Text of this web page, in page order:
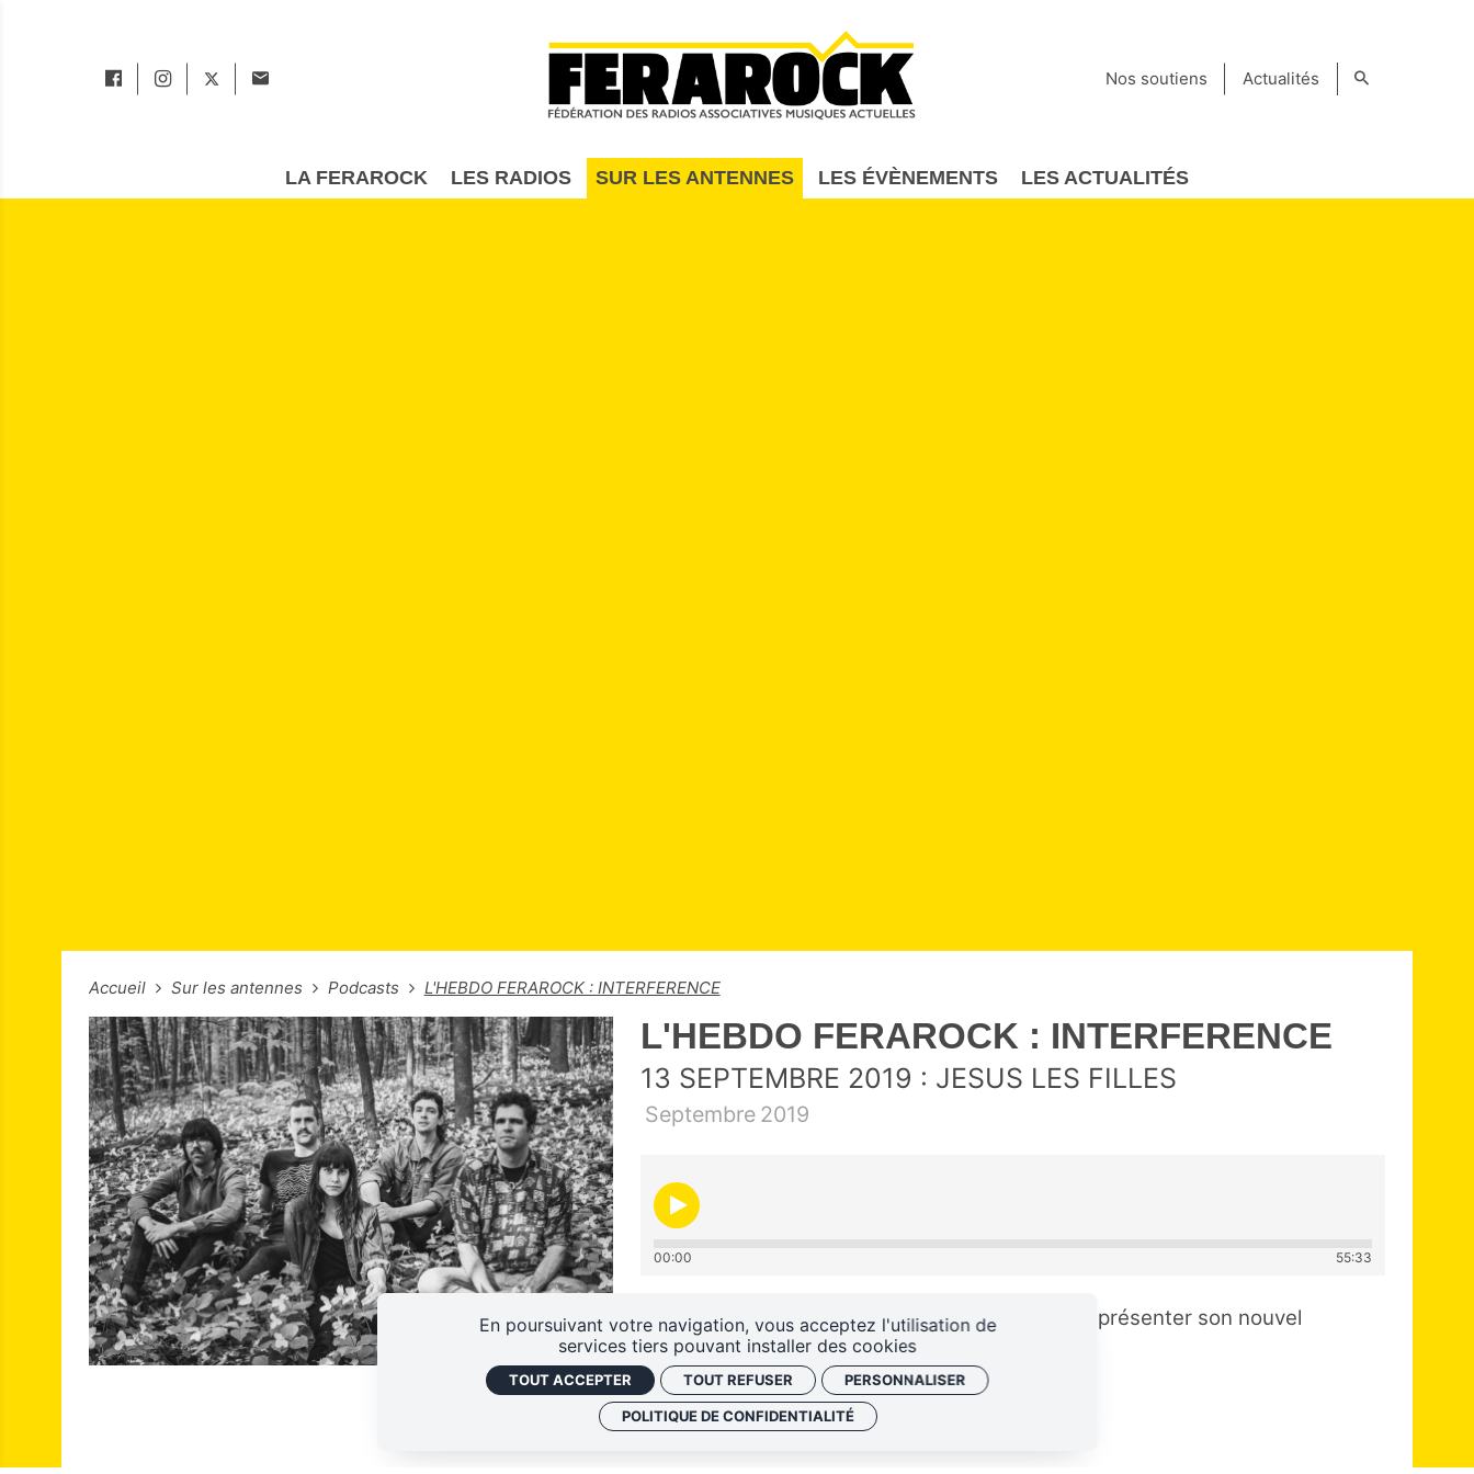
Nos soutiens Actualités
LA FERAROCK LES RADIOS SUR LES ANTENNES LES ÉVÈNEMENTS LES ACTUALITÉS
Accueil Sur les antennes Podcasts L'HEBDO FERAROCK : INTERFERENCE
L'HEBDO FERAROCK : INTERFERENCE
13 SEPTEMBRE 2019 : JESUS LES FILLES
Septembre 2019
00:00 55:33
Le groupe Jesus les Filles est venu nous présenter son nouvel
album "Daniel"
En poursuivant votre navigation, vous acceptez l'utilisation de
services tiers pouvant installer des cookies
TOUT ACCEPTER TOUT REFUSER PERSONNALISER
POLITIQUE DE CONFIDENTIALITÉ